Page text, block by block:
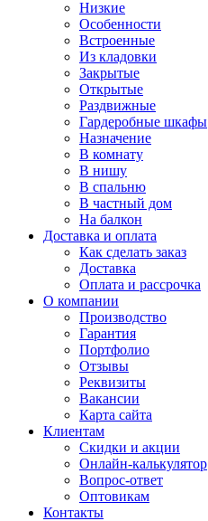
Низкие
Особенности
Встроенные
Из кладовки
Закрытые
Открытые
Раздвижные
Гардеробные шкафы
Назначение
В комнату
В нишу
В спальню
В частный дом
На балкон
Доставка и оплата
Как сделать заказ
Доставка
Оплата и рассрочка
О компании
Производство
Гарантия
Портфолио
Отзывы
Реквизиты
Вакансии
Карта сайта
Клиентам
Скидки и акции
Онлайн-калькулятор
Вопрос-ответ
Оптовикам
Контакты